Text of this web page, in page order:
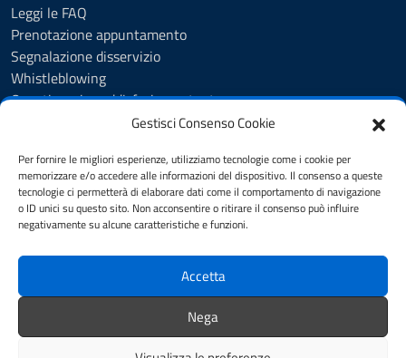
Gestisci Consenso Cookie
Per fornire le migliori esperienze, utilizziamo tecnologie come i cookie per
memorizzare e/o accedere alle informazioni del dispositivo. Il consenso a queste
tecnologie ci permetterà di elaborare dati come il comportamento di navigazione
o ID unici su questo sito. Non acconsentire o ritirare il consenso può influire
negativamente su alcune caratteristiche e funzioni.
Accetta
Nega
Leggi le FAQ
Prenotazione appuntamento
Segnalazione disservizio
Whistleblowing
Questionario soddisfazione utente
Pubblicazioni di matrimonio
Delibere
Determine
Ordinanze
Informativa privacy
Note legali
Obiettivi di accessibilità